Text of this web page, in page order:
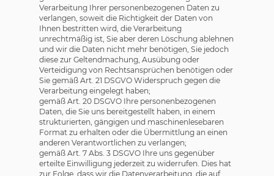
Verarbeitung Ihrer personenbezogenen Daten zu
verlangen, soweit die Richtigkeit der Daten von
Ihnen bestritten wird, die Verarbeitung
unrechtmäßig ist, Sie aber deren Löschung ablehnen
und wir die Daten nicht mehr benötigen, Sie jedoch
diese zur Geltendmachung, Ausübung oder
Verteidigung von Rechtsansprüchen benötigen oder
Sie gemäß Art. 21 DSGVO Widerspruch gegen die
Verarbeitung eingelegt haben;
gemäß Art. 20 DSGVO Ihre personenbezogenen
Daten, die Sie uns bereitgestellt haben, in einem
strukturierten, gängigen und maschinenlesebaren
Format zu erhalten oder die Übermittlung an einen
anderen Verantwortlichen zu verlangen;
gemäß Art. 7 Abs. 3 DSGVO Ihre uns gegenüber
erteilte Einwilligung jederzeit zu widerrufen. Dies hat
zur Folge, dass wir die Datenverarbeitung, die auf